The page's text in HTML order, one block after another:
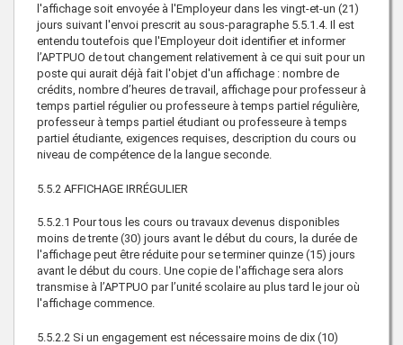
l'affichage soit envoyée à l'Employeur dans les vingt-et-un (21)
jours suivant l'envoi prescrit au sous-paragraphe 5.5.1.4. Il est
entendu toutefois que l'Employeur doit identifier et informer
l’APTPUO de tout changement relativement à ce qui suit pour un
poste qui aurait déjà fait l'objet d'un affichage : nombre de
crédits, nombre d’heures de travail, affichage pour professeur à
temps partiel régulier ou professeure à temps partiel régulière,
professeur à temps partiel étudiant ou professeure à temps
partiel étudiante, exigences requises, description du cours ou
niveau de compétence de la langue seconde.
5.5.2 AFFICHAGE IRRÉGULIER
5.5.2.1 Pour tous les cours ou travaux devenus disponibles
moins de trente (30) jours avant le début du cours, la durée de
l'affichage peut être réduite pour se terminer quinze (15) jours
avant le début du cours. Une copie de l'affichage sera alors
transmise à l’APTPUO par l’unité scolaire au plus tard le jour où
l'affichage commence.
5.5.2.2 Si un engagement est nécessaire moins de dix (10)